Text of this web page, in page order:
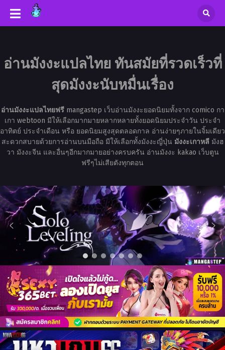
อ่านมังงะแปลไทย ทันสมัยที่รวดเร็วที่
สุดมังงะนับหมื่นเรื่อง
อ่านมังงะแปลไทยฟรีmangastep เว็บอ่านมังงะยอดนิยมทั้งจาก comico กา
เกา webtoon มีให้เลือกมากมายหลากหลายทั้งยอดนิยมประจำวัน ประจำ
อาทิตย์ ประจำเดือน หรือ ยอดนิยมสูงสุดตลอดกาล อ่านง่ายๆภายในจิ้มเดียว
สะดวกสบายด้วยการอ่านบนมือถือ มีให้เลือกทั้งมังงะญี่ปุ่น มังงะเกาหลีมังฮ
วา มังงะจีน และอื่นๆอีกมากมายอย่างครบครัน อ่านมังงะ kakao เว็บตูน
ฟรีๆไม่เสียตังทุกตอน